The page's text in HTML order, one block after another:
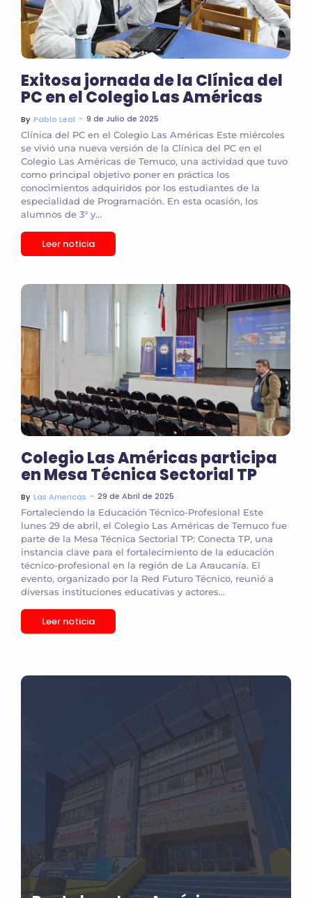
Exitosa jornada de la Clínica del
PC en el Colegio Las Américas
By Pablo Leal ~ 9 de Julio de 2025
Clínica del PC en el Colegio Las Américas Este miércoles
se vivió una nueva versión de la Clínica del PC en el
Colegio Las Américas de Temuco, una actividad que tuvo
como principal objetivo poner en práctica los
conocimientos adquiridos por los estudiantes de la
especialidad de Programación. En esta ocasión, los
alumnos de 3° y...
Leer noticia
Colegio Las Américas participa
en Mesa Técnica Sectorial TP
By Las Americas ~ 29 de Abril de 2025
Fortaleciendo la Educación Técnico-Profesional Este
lunes 29 de abril, el Colegio Las Américas de Temuco fue
parte de la Mesa Técnica Sectorial TP: Conecta TP, una
instancia clave para el fortalecimiento de la educación
técnico-profesional en la región de La Araucanía. El
evento, organizado por la Red Futuro Técnico, reunió a
diversas instituciones educativas y actores...
Leer noticia